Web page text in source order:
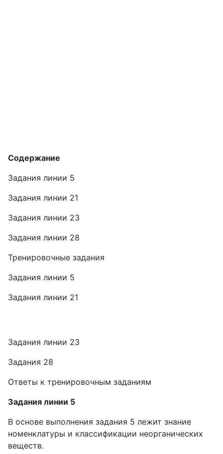
Содержание
Задания линии 5
Задания линии 21
Задания линии 23
Задания линии 28
Тренировочные задания
Задания линии 5
Задания линии 21
Задания линии 23
Задания 28
Ответы к тренировочным заданиям
Задания линии 5
В основе выполнения задания 5 лежит знание
номенклатуры и классификации неорганических
веществ.